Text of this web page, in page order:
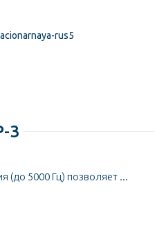
3
(до 5000 Гц) позволяет ...